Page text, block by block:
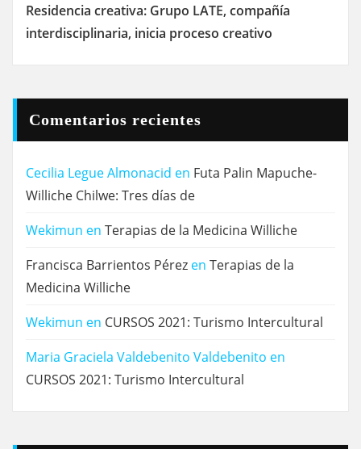
Residencia creativa: Grupo LATE, compañía
interdisciplinaria, inicia proceso creativo
Comentarios recientes
Cecilia Legue Almonacid en Futa Palin Mapuche-
Williche Chilwe: Tres días de
Wekimun en Terapias de la Medicina Williche
Francisca Barrientos Pérez en Terapias de la
Medicina Williche
Wekimun en CURSOS 2021: Turismo Intercultural
Maria Graciela Valdebenito Valdebenito en
CURSOS 2021: Turismo Intercultural